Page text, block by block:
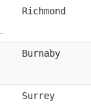
Richmond
Burnaby
Surrey